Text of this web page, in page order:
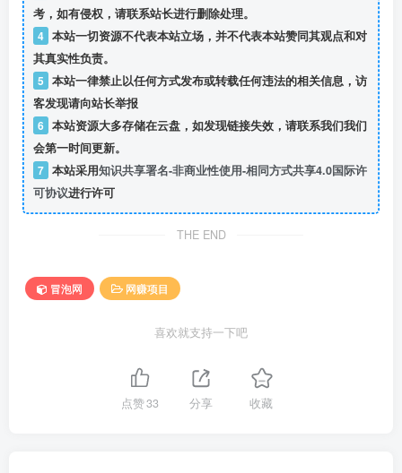
考，如有侵权，请联系站长进行删除处理。
4 本站一切资源不代表本站立场，并不代表本站赞同其观点和对
其真实性负责。
5 本站一律禁止以任何方式发布或转载任何违法的相关信息，访
客发现请向站长举报
6 本站资源大多存储在云盘，如发现链接失效，请联系我们我们
会第一时间更新。
7 本站采用知识共享署名-非商业性使用-相同方式共享4.0国际许
可协议进行许可
THE END
冒泡网 网赚项目
喜欢就支持一下吧
点赞33 分享 收藏